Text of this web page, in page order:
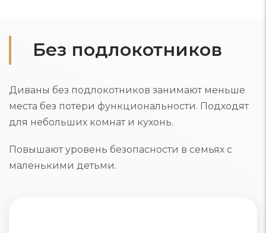
Без подлокотников
Диваны без подлокотников занимают меньше
места без потери функциональности. Подходят
для небольших комнат и кухонь.
Повышают уровень безопасности в семьях с
маленькими детьми.